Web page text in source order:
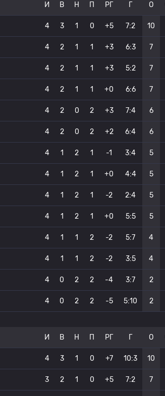
И В Н П РГ Г О
4 3 1 0 +5 7:2 10
4 2 1 1 +3 6:3 7
4 2 1 1 +3 5:2 7
4 2 1 1 +0 6:6 7
4 2 0 2 +3 7:4 6
4 2 0 2 +2 6:4 6
4 1 2 1 -1 3:4 5
4 1 2 1 +0 4:4 5
4 1 2 1 -2 2:4 5
4 1 2 1 +0 5:5 5
4 1 1 2 -2 5:7 4
4 1 1 2 -2 3:5 4
4 0 2 2 -4 3:7 2
4 0 2 2 -5 5:10 2
И В Н П РГ Г О
4 3 1 0 +7 10:3 10
3 2 1 0 +5 7:2 7